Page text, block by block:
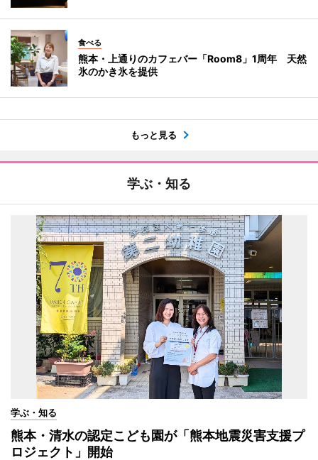
食べる
熊本・上通りのカフェバー「Room8」1周年 天然
氷のかき氷を提供
もっと見る
学ぶ・知る
学ぶ・知る
熊本・清水の認定こども園が「熊本地震災害支援プ
ロジェクト」開始